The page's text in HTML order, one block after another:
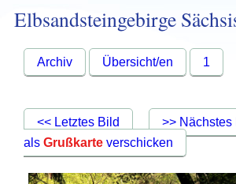
Elbsandsteingebirge
Archiv Übersicht/en 1
<< Letztes Bild >> Nächstes
alsGrußkarte verschicken